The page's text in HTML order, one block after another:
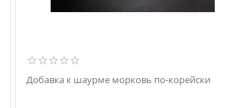
Добавка к шаурме морковь по-корейски